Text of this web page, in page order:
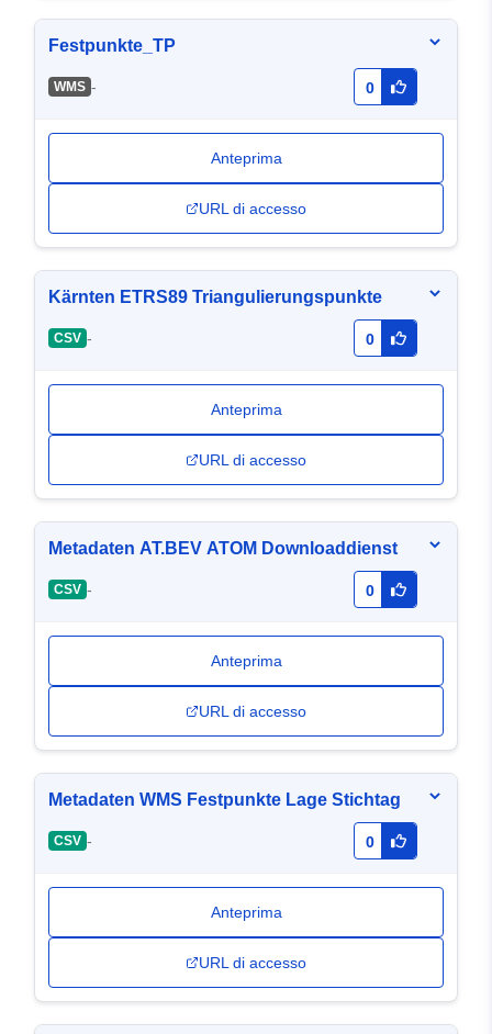
Festpunkte_TP
WMS - 0
Anteprima
URL di accesso
Kärnten ETRS89 Triangulierungspunkte
CSV - 0
Anteprima
URL di accesso
Metadaten AT.BEV ATOM Downloaddienst
CSV - 0
Anteprima
URL di accesso
Metadaten WMS Festpunkte Lage Stichtag
CSV - 0
Anteprima
URL di accesso